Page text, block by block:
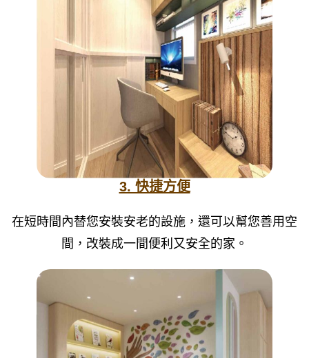
3. 快捷方便
在短時間內替您安裝安老的設施，還可以幫您善用空
間，改裝成一間便利又安全的家。